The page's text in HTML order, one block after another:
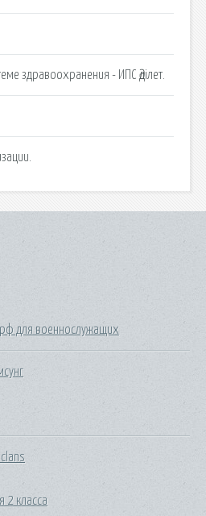
здравоохранения - ИПС Әділет.
рф для военнослужащих
2 класса